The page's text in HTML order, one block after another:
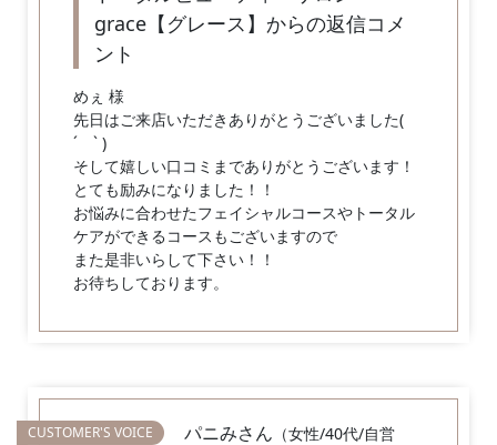
grace【グレース】からの返信コメ
ント
めぇ 様
先日はご来店いただきありがとうございました(
´ ` )
そして嬉しい口コミまでありがとうございます！
とても励みになりました！！
お悩みに合わせたフェイシャルコースやトータル
ケアができるコースもございますので
また是非いらして下さい！！
お待ちしております。
パニみさん （女性/40代/自営